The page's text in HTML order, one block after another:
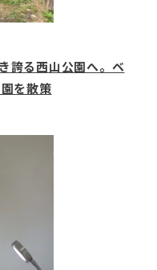
誇る西山公園へ。ベ
を散策